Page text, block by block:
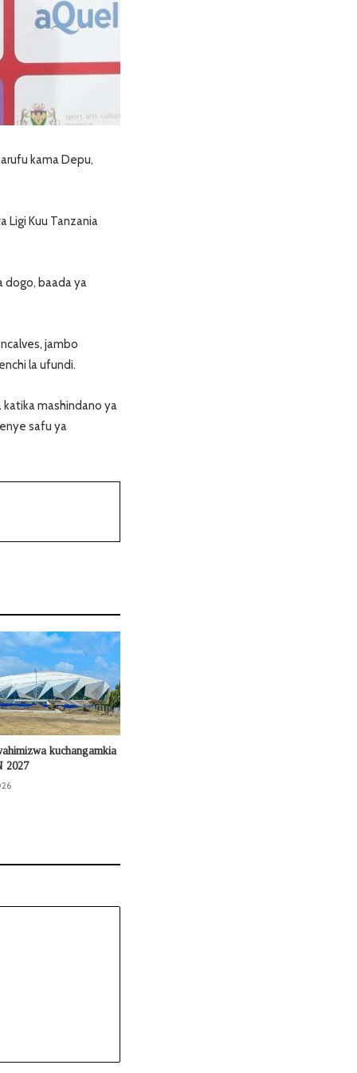
kama Depu,
Ligi Kuu Tanzania
dogo, baada ya
jambo
la ufundi.
katika mashindano ya
safu ya
kuchangamkia
2027